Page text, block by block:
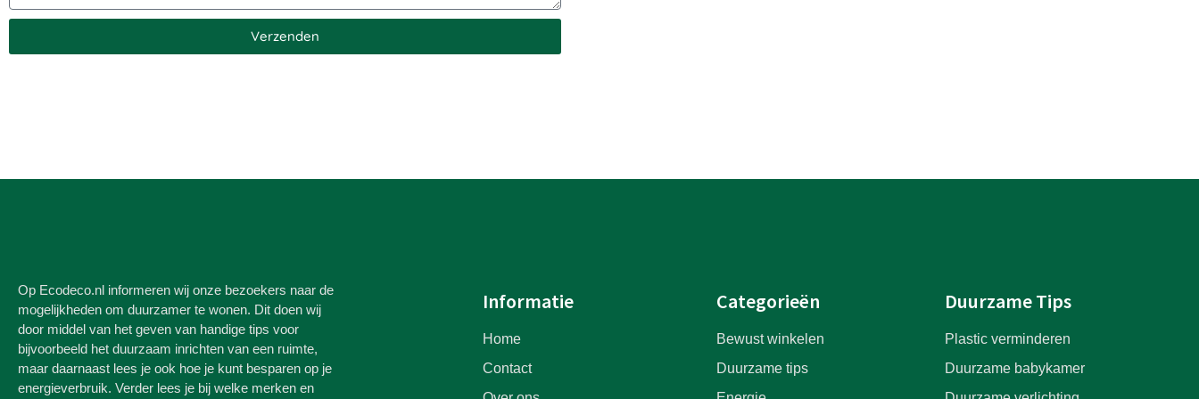
Verzenden
Op Ecodeco.nl informeren wij onze bezoekers naar de
mogelijkheden om duurzamer te wonen. Dit doen wij
door middel van het geven van handige tips voor
bijvoorbeeld het duurzaam inrichten van een ruimte,
maar daarnaast lees je ook hoe je kunt besparen op je
energieverbruik. Verder lees je bij welke merken en
Informatie
Home
Contact
Categorieën
Bewust winkelen
Duurzame tips
Duurzame Tips
Plastic verminderen
Duurzame babykamer